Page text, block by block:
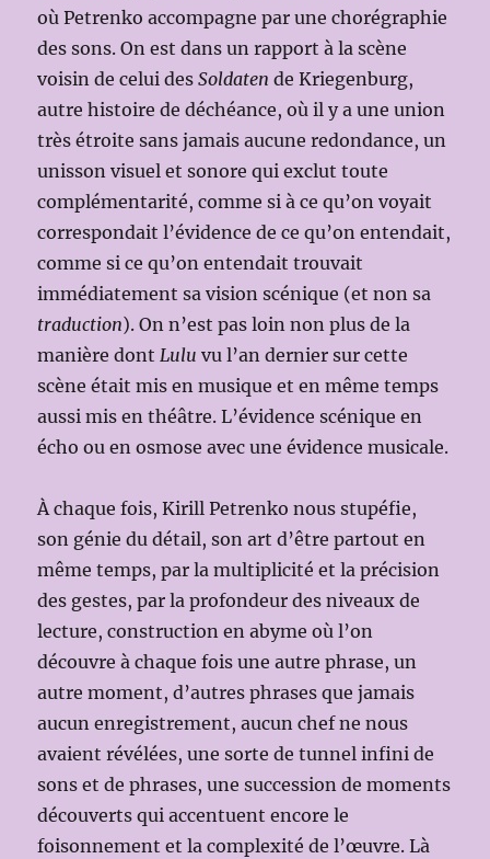
où Petrenko accompagne par une chorégraphie
des sons. On est dans un rapport à la scène
voisin de celui desSoldaten de Kriegenburg,
autre histoire de déchéance, où il y a une union
très étroite sans jamais aucune redondance, un
unisson visuel et sonore qui exclut toute
complémentarité, comme si à ce qu’on voyait
correspondait l’évidence de ce qu’on entendait,
comme si ce qu’on entendait trouvait
immédiatement sa vision scénique (et non sa
traduction). On n’est pas loin non plus de la
manière dontLulu vu l’an dernier sur cette
scène était mis en musique et en même temps
aussi mis en théâtre. L’évidence scénique en
écho ou en osmose avec une évidence musicale.
À chaque fois, Kirill Petrenko nous stupéfie,
son génie du détail, son art d’être partout en
même temps, par la multiplicité et la précision
des gestes, par la profondeur des niveaux de
lecture, construction en abyme où l’on
découvre à chaque fois une autre phrase, un
autre moment, d’autres phrases que jamais
aucun enregistrement, aucun chef ne nous
avaient révélées, une sorte de tunnel infini de
sons et de phrases, une succession de moments
découverts qui accentuent encore le
foisonnement et la complexité de l’œuvre. Là